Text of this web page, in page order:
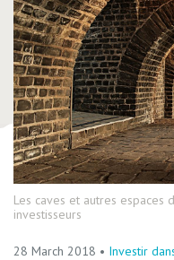
Les caves et autres espaces
investisseurs
28 March 2018 • Investir